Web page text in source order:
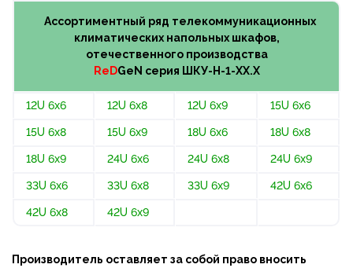
Ассортиментный ряд телекоммуникационных
климатических напольных шкафов,
отечественного производства
ReDGeN серия ШКУ-Н-1-ХХ.Х
12U 6x6 12U 6x8 12U 6x9 15U 6x6
15U 6x8 15U 6x9 18U 6x6 18U 6x8
18U 6x9 24U 6x6 24U 6x8 24U 6x9
33U 6x6 33U 6x8 33U 6x9 42U 6x6
42U 6x8 42U 6x9
Производитель оставляет за собой право вносить